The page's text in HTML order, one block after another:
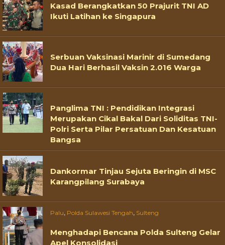
Kasad Berangkatkan 50 Prajurit TNI AD
Ikuti Latihan ke Singapura
Serbuan Vaksinasi Marinir di Sumedang
Dua Hari Berhasil Vaksin 2.016 Warga
Panglima TNI : Pendidikan Integrasi
Merupakan Cikal Bakal Dari Soliditas TNI-
Polri Serta Pilar Persatuan Dan Kesatuan
Bangsa
Dankormar Tinjau Sejuta Beringin di MSC
Karangpilang Surabaya
Palu, Polda Sulawesi Tengah, Sulteng
Menghadapi Bencana Polda Sulteng Gelar
Apel Konsolidasi